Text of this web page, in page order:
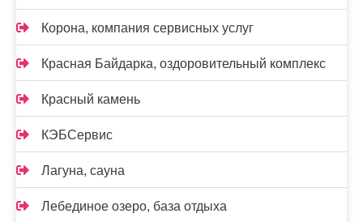
Корона, компания сервисных услуг
Красная Байдарка, оздоровительный комплекс
Красный камень
КЭБСервис
Лагуна, сауна
Лебединое озеро, база отдыха